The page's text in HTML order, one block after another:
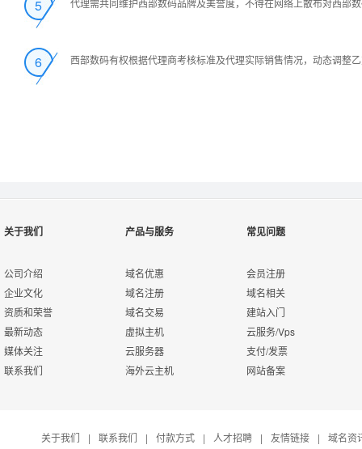
5 代理需共同维护西部数码品牌及美誉度，不得在网络上散布对西部
6 西部数码有权根据代理商考核标准及代理实际销售情况，动态调整
注册成为用户
在线申请代理
在线申请>>
关于我们
公司介绍
企业文化
资质和荣誉
最新动态
媒体关注
联系我们
产品与服务
域名优惠
域名注册
域名交易
虚拟主机
云服务器
海外云主机
常见问题
会员注册
域名相关
建站入门
云服务/Vps
支付/发票
网站备案
关于我们 | 联系我们 | 付款方式 | 人才招聘 | 友情链接 | 域名资